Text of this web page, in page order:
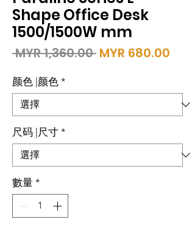
Shape Office Desk
1500/1500W mm
MYR 1,360.00 一
格
MYR 680.00
格
颜色 |颜色 *
尺码 |尺寸 *
數量 *